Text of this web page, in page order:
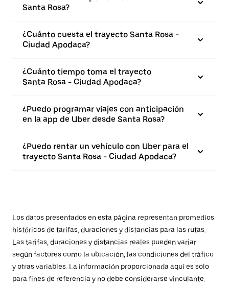
Santa Rosa?
¿Cuánto cuesta el trayecto Santa Rosa -
Ciudad Apodaca?
¿Cuánto tiempo toma el trayecto
Santa Rosa - Ciudad Apodaca?
¿Puedo programar viajes con anticipación
en la app de Uber desde Santa Rosa?
¿Puedo rentar un vehículo con Uber para el
trayecto Santa Rosa - Ciudad Apodaca?
Los datos presentados en esta página representan promedios
históricos de tarifas, duraciones y distancias para las rutas.
Las tarifas, duraciones y distancias reales pueden variar
según factores como la ubicación, las condiciones del tráfico
y otras variables. La información proporcionada aquí es solo
para fines de referencia y no debe considerarse vinculante.